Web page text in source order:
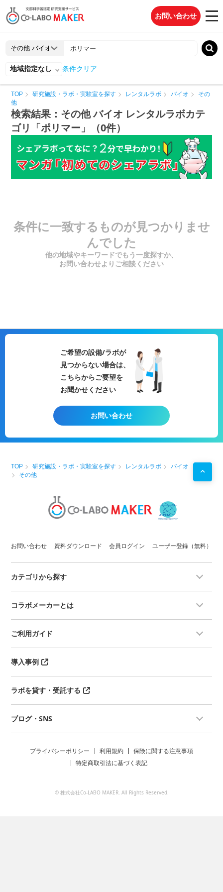
お問い合わせ
地域指定なし 条件クリア
TOP 研究施設・ラボ・実験室を探す レンタルラボ バイオ
その
他
検索結果：その他 バイオ レンタルラボカテ
ゴリ「ポリマー」（0件）
条件に一致するものが見つかりませ
んでした
他の地域やキーワードでもう一度探すか、
お問い合わせよりご相談ください
ご希望の設備/ラボが
見つからない場合は、
こちらからご要望を
お聞かせください
お問い合わせ
TOP 研究施設・ラボ・実験室を探す レンタルラボ
バイオ
その他
お問い合わせ 資料ダウンロード 会員ログイン ユーザー登録（無料）
カテゴリから探す
コラボメーカーとは
ご利用ガイド
導入事例
ラボを貸す・受託する
ブログ・SNS
プライバシーポリシー 利用規約
保険に関する注意事項
特定商取引法に基づく表記
© 株式会社Co-LABO MAKER. All Rights Reserved.